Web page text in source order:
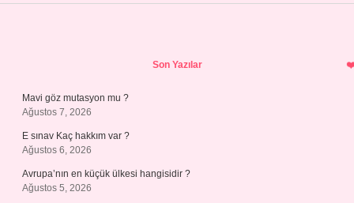
Son Yazılar
Mavi göz mutasyon mu ?
Ağustos 7, 2026
E sınav Kaç hakkım var ?
Ağustos 6, 2026
Avrupa’nın en küçük ülkesi hangisidir ?
Ağustos 5, 2026